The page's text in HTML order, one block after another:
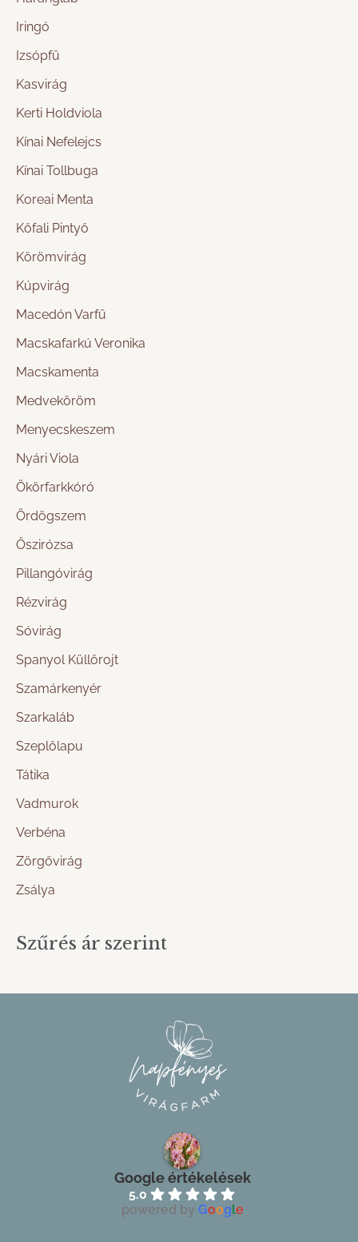
Iringó
Izsópfű
Kasvirág
Kerti Holdviola
Kínai Nefelejcs
Kínai Tollbuga
Koreai Menta
Kőfali Pintyő
Körömvirág
Kúpvirág
Macedón Varfű
Macskafarkú Veronika
Macskamenta
Medveköröm
Menyecskeszem
Nyári Viola
Ökörfarkkóró
Ördögszem
Őszirózsa
Pillangóvirág
Rézvirág
Sóvirág
Spanyol Küllőrojt
Szamárkenyér
Szarkaláb
Szeplőlapu
Tátika
Vadmurok
Verbéna
Zörgővirág
Zsálya
Szűrés ár szerint
Google értékelések
5.0
powered by Google